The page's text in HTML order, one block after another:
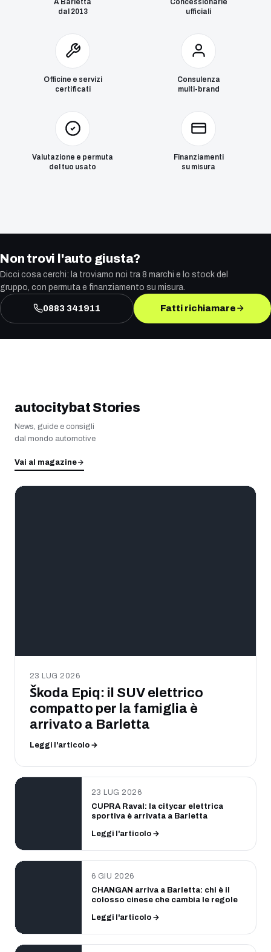
dal 2013
ufficiali
Officine e servizi
certificati
Consulenza
multi-brand
Valutazione e permuta
del tuo usato
Finanziamenti
su misura
Non trovi l'auto giusta?
Dicci cosa cerchi: la troviamo noi tra 8 marchi e lo stock del
gruppo, con permuta e finanziamento su misura.
0883 341911 Fatti richiamare
autocitybat Stories
News, guide e consigli
dal mondo automotive
Vai al magazine
23 LUG 2026
Škoda Epiq: il SUV elettrico
compatto per la famiglia è
arrivato a Barletta
Leggi l'articolo →
23 LUG 2026
CUPRA Raval: la citycar elettrica
sportiva è arrivata a Barletta
Leggi l'articolo →
6 GIU 2026
CHANGAN arriva a Barletta: chi è il
colosso cinese che cambia le regole
Leggi l'articolo →